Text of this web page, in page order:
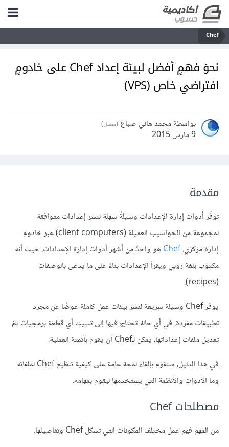
Chef
نحوَ فهمٍ أفضل لبيئة إعداد Chef على خادومٍ
افتراضي خاص (VPS)
بواسطة محمد هاني صباغ (معدل)
9 مارس 2015
مقدمة
توفّر أدوات إدارة الإعدادات وسيلةً سهلة لنشر إعدادات متوافقة
لمجموعة من الحواسيب العميلة (client computers) عبر خادوم
إدارة مركزي.Chefهو واحدٌ من أشهر أدوات إدارة الإعدادات. حيث أنه
مكتوب بلغة روبي ويقرأ الإعدادات بناءً على ما يدعى بالوصفات
(recipes).
يوفرChef وسيلة سريعة لنشر بيئات عمل كاملة عوضًا عن مجرد
تطبيقات مفردة. في أي حالة تحتاج فيها إلى تثبيت أي قطعة برمجيات ثمّ
تعديل ملفات إعداداتها، يمكن لـChef أن يقوم بأتمتة العملية.
في هذا الدليل، سنقوم بإلقاء لمحة عامة على كيفية تنظيم Chef لملفاته
وما الأدوات والأنظمة التي يستخدمها ليقوم بمهامه.
مصطلحات Chef
من المهم فهم عمل مختلف المكونات التي تشكل Chef وتفاصيلها.